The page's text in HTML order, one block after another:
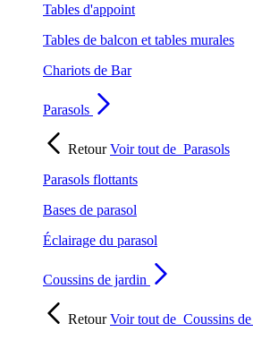
Tables d'appoint
Tables de balcon et tables murales
Chariots de Bar
Parasols
RetourVoir tout de Parasols
Parasols flottants
Bases de parasol
Éclairage du parasol
Coussins de jardin
RetourVoir tout de Coussins